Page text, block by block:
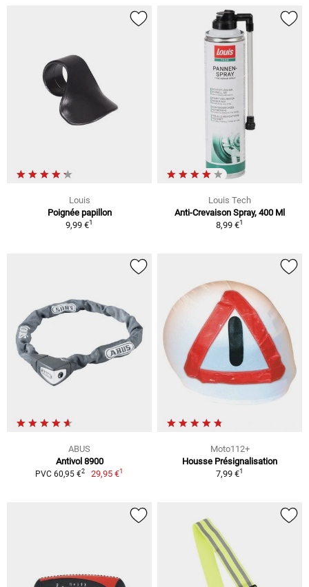
Louis
Poignée papillon
9,99 €1
Louis Tech
Anti-Crevaison Spray, 400 Ml
8,99 €1
ABUS
Antivol 8900
PVC 60,95 €2 29,95 €1
Moto112+
Housse Présignalisation
7,99 €1